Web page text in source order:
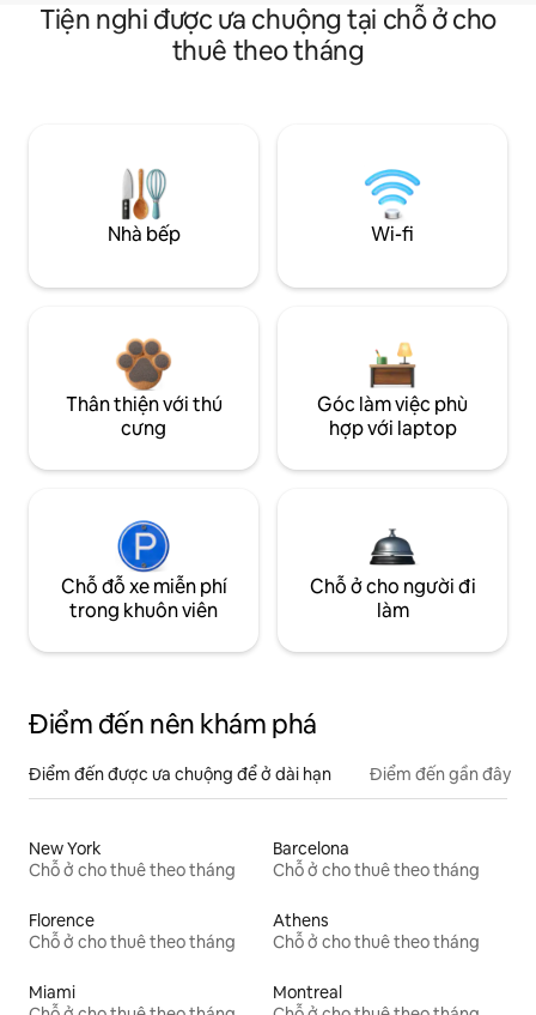
Tiện nghi được ưa chuộng tại chỗ ở cho
thuê theo tháng
Nhà bếp Wi-fi
Thân thiện với thú
cưng
Góc làm việc phù
hợp với laptop
Chỗ đỗ xe miễn phí
trong khuôn viên
Chỗ ở cho người đi
làm
Điểm đến nên khám phá
Điểm đến được ưa chuộng để ở dài hạn Điểm đến gần đây
New York
Chỗ ở cho thuê theo tháng
Barcelona
Chỗ ở cho thuê theo tháng
Florence
Chỗ ở cho thuê theo tháng
Athens
Chỗ ở cho thuê theo tháng
Miami
Montreal